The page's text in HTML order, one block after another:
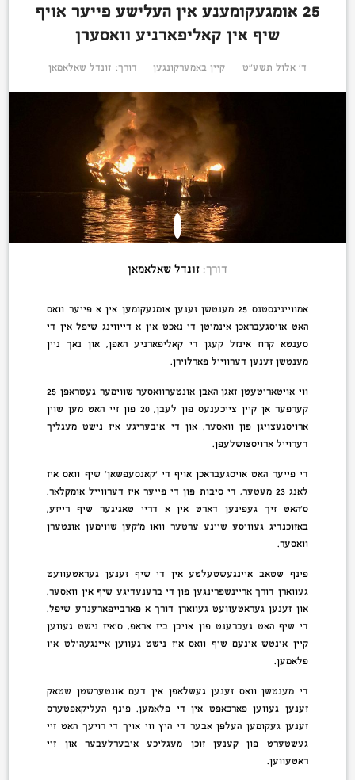
25 אומגעקומענע אין העלישע פייער אויף
שיף אין קאליפארניע וואסערן
ד׳ אלול תשע״ט קיין באמערקונגען דורך: זונדל שאלאמאן
דורך: זונדל שאלאמאן
אמווייניגסטנס 25 מענטשן זענען אומגעקומען אין א פייער וואס
האט אויסגעבראכן אינמיטן די נאכט אין א דייווינג שיפל אין די
סענטא קרוז אינזל קעגן די קאליפארניע האפן, און נאך ניין
מענטשן זענען דערווייל פארלוירן.
ווי אויטאריטעטן זאגן האבן אונטערוואסער שווימער געטראפן 25
קערפער אן קיין צייכענעס פון לעבן, 20 פון זיי האט מען שוין
ארויסגעצויגן פון וואסער, און די איבעריגע איז נישט מעגליך
דערוייל ארויסצושלעפן.
די פייער האט אויסגעבראכן אויף די ‘קאנסעפשאן’ שיף וואס איז
לאנג 23 מעטער, די סיבות פון די פייער איז דערווייל אומקלאר.
ס’האט זיך געפינען דארט אין א דריי טאגיגער שיף רייזע,
באזוכנדיג געוויסע שיינע ערטער וואו מ’קען שווימען אונטערן
וואסער.
פינף שטאב איינגעשטעלטע אין די שיף זענען געראטעוועט
געווארן דורך אריינשפרינגען פון די ברענעדיגע שיף אין וואסער,
און זענען געראטעוועט געווארן דורך א פארבייפארענדע שיפל.
די שיף האט געברענט פון אויבן ביז אראפ, ס’איז נישט געווען
קיין אינטש אינעם שיף וואס איז נישט געווען איינגעהילט איו
פלאמען.
די מענטשן וואס זענען געשלאפן אין דעם אונטערשטן שטאק
זענען געווען פארכאפט אין די פלאמען. פינף העליקאפטערס
זענען געקומען העלפן אבער די היץ ווי אויך די רויעך האט זיי
געשטערט פון קענען זוכן מעגליכע איבערלעבער און זיי
ראטעווען.